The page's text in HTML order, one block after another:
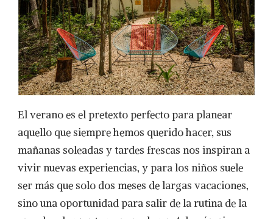
CHICOS
EN
LA
RIVIERA
MAYA:
NATIVECAMP
KAMBUL
El verano es el pretexto perfecto para planear
aquello que siempre hemos querido hacer, sus
mañanas soleadas y tardes frescas nos inspiran a
vivir nuevas experiencias, y para los niños suele
ser más que solo dos meses de largas vacaciones,
sino una oportunidad para salir de la rutina de la